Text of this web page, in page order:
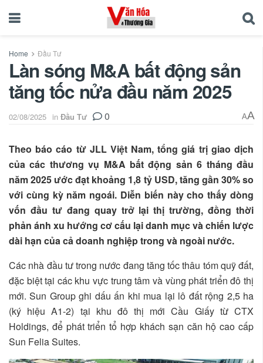
Home Đầu Tư
Làn sóng M&A bất động sản
tăng tốc nửa đầu năm 2025
02/08/2025 in Đầu Tư 0 AA
Theo báo cáo từ JLL Việt Nam, tổng giá trị giao dịch
của các thương vụ M&A bất động sản 6 tháng đầu
năm 2025 ước đạt khoảng 1,8 tỷ USD, tăng gần 30% so
với cùng kỳ năm ngoái. Diễn biến này cho thấy dòng
vốn đầu tư đang quay trở lại thị trường, đồng thời
phản ánh xu hướng cơ cấu lại danh mục và chiến lược
dài hạn của cả doanh nghiệp trong và ngoài nước.
Các nhà đầu tư trong nước đang tăng tốc thâu tóm quỹ đất,
đặc biệt tại các khu vực trung tâm và vùng phát triển đô thị
mới. Sun Group ghi dấu ấn khi mua lại lô đất rộng 2,5 ha
(ký hiệu A1-2) tại khu đô thị mới Cầu Giấy từ CTX
Holdings, để phát triển tổ hợp khách sạn căn hộ cao cấp
Sun Felia Suites.